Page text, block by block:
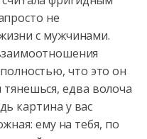
не
с мужчинами.
что это он
тянешься, едва волоча
картина у вас
ему на тебя, по